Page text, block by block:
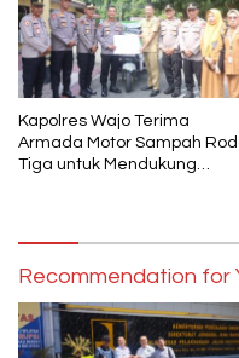
Kapolres Wajo Terima
Armada Motor Sampah
Tiga untuk Mendukung
Recommendation for